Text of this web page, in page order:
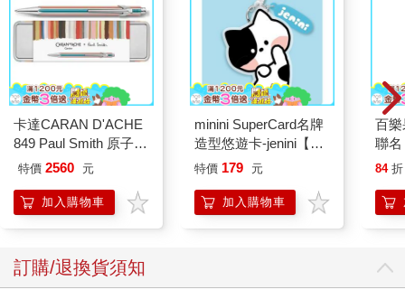
器，他們用的是溼毛鉤，然後在湍急的水裡來回拖行。」
他露出微笑。「沒錯，」他說，「他們就是這樣釣的。你是在哪
裡看到這種釣法？」
「在熱克斯附近，」我說，「基本上是瑞士境內。」
他若有所思地露出微笑，「我對那裡很熟，真的很熟。」他說，
「聖克洛德。你知道聖克洛德嗎？」
我搖搖頭，「我對侏羅省不熟悉。那是莫雷附近吧？對嗎？」
「是的，離莫雷不遠。」他好一會兒沒說話。我們就這樣一起在
靜謐的房間裡休息。不久後，他說，「我今年夏天想去河邊，就
想試試用溼毛鉤釣魚。應該滿好玩的。你要曉得魚群會去哪裡覓
食，可不只是拿毛鉤到處亂碰這麼簡單，要放對地方才行，就像
放乾毛鉤一樣謹慎。」
「說得好。策略其實都一樣的。」
對話又出現一陣頗為自在的停頓。沒隔多久，我說，「只是恐怕
卡達CARAN D'ACHE
849 Paul Smith 原子筆
ED.5 條紋銀
特價 2560 元
加入購物車
minini SuperCard名牌
造型悠遊卡-jenini【受
託代銷】
特價 179 元
加入購物車
百
聯
84 折
訂購/退換貨須知